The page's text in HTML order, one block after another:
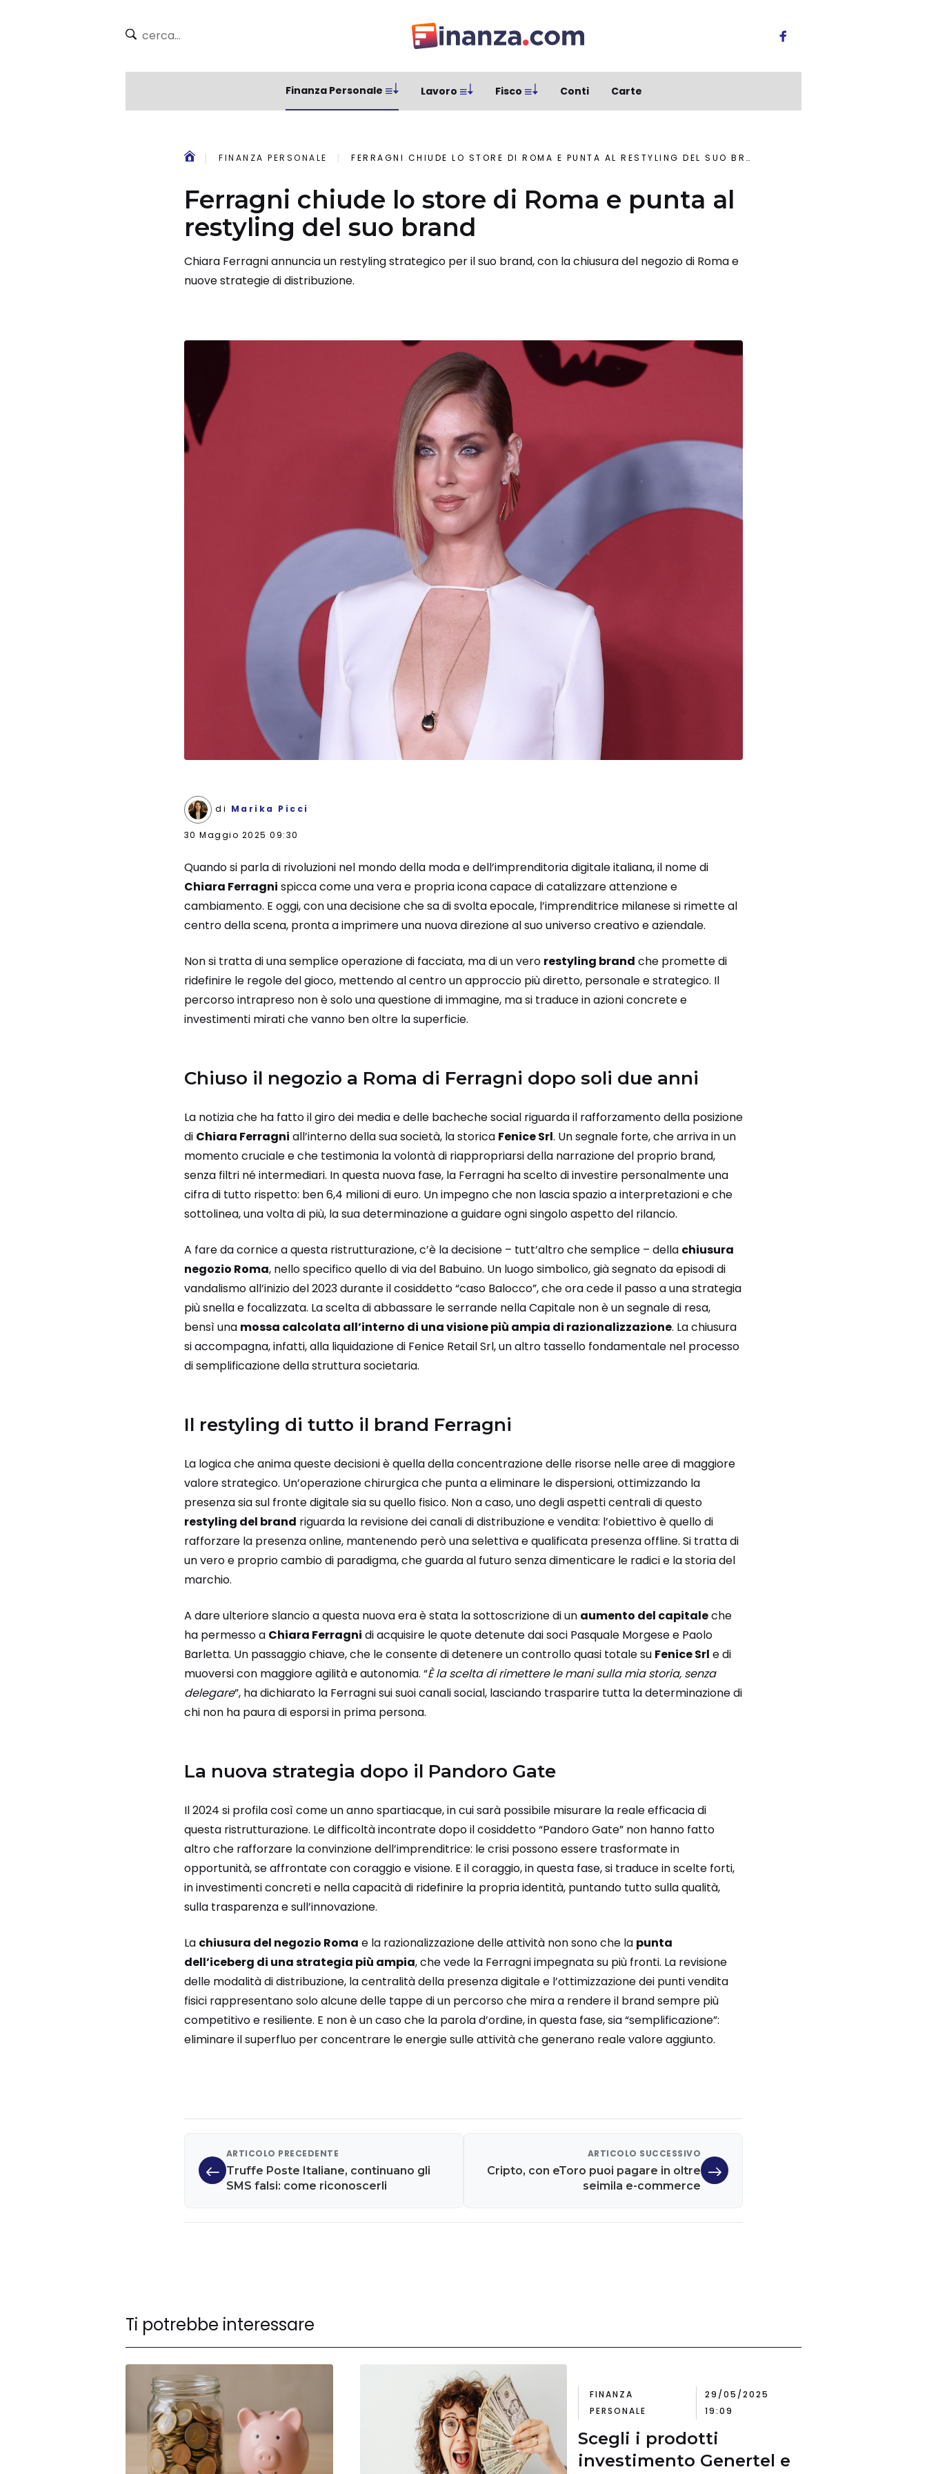
Finanza Personale Lavoro Fisco Conti Carte
FINANZA PERSONALE FERRAGNI CHIUDE LO STORE DI ROMA E PUNTA AL RESTYLING DEL SUO BRAND
Ferragni chiude lo store di Roma e punta al
restyling del suo brand
Chiara Ferragni annuncia un restyling strategico per il suo brand, con la chiusura del negozio di Roma e
nuove strategie di distribuzione.
di Marika Picci
30 Maggio 2025 09:30
Quando si parla di rivoluzioni nel mondo della moda e dell’imprenditoria digitale italiana, il nome di
Chiara Ferragni spicca come una vera e propria icona capace di catalizzare attenzione e
cambiamento. E oggi, con una decisione che sa di svolta epocale, l’imprenditrice milanese si rimette al
centro della scena, pronta a imprimere una nuova direzione al suo universo creativo e aziendale.
Non si tratta di una semplice operazione di facciata, ma di un vero restyling brand che promette di
ridefinire le regole del gioco, mettendo al centro un approccio più diretto, personale e strategico. Il
percorso intrapreso non è solo una questione di immagine, ma si traduce in azioni concrete e
investimenti mirati che vanno ben oltre la superficie.
Chiuso il negozio a Roma di Ferragni dopo soli due anni
La notizia che ha fatto il giro dei media e delle bacheche social riguarda il rafforzamento della posizione
di Chiara Ferragni all’interno della sua società, la storica Fenice Srl. Un segnale forte, che arriva in un
momento cruciale e che testimonia la volontà di riappropriarsi della narrazione del proprio brand,
senza filtri né intermediari. In questa nuova fase, la Ferragni ha scelto di investire personalmente una
cifra di tutto rispetto: ben 6,4 milioni di euro. Un impegno che non lascia spazio a interpretazioni e che
sottolinea, una volta di più, la sua determinazione a guidare ogni singolo aspetto del rilancio.
A fare da cornice a questa ristrutturazione, c’è la decisione – tutt’altro che semplice – della chiusura
negozio Roma, nello specifico quello di via del Babuino. Un luogo simbolico, già segnato da episodi di
vandalismo all’inizio del 2023 durante il cosiddetto “caso Balocco”, che ora cede il passo a una strategia
più snella e focalizzata. La scelta di abbassare le serrande nella Capitale non è un segnale di resa,
bensì una mossa calcolata all’interno di una visione più ampia di razionalizzazione. La chiusura
si accompagna, infatti, alla liquidazione di Fenice Retail Srl, un altro tassello fondamentale nel processo
di semplificazione della struttura societaria.
Il restyling di tutto il brand Ferragni
La logica che anima queste decisioni è quella della concentrazione delle risorse nelle aree di maggiore
valore strategico. Un’operazione chirurgica che punta a eliminare le dispersioni, ottimizzando la
presenza sia sul fronte digitale sia su quello fisico. Non a caso, uno degli aspetti centrali di questo
restyling del brand riguarda la revisione dei canali di distribuzione e vendita: l’obiettivo è quello di
rafforzare la presenza online, mantenendo però una selettiva e qualificata presenza offline. Si tratta di
un vero e proprio cambio di paradigma, che guarda al futuro senza dimenticare le radici e la storia del
marchio.
A dare ulteriore slancio a questa nuova era è stata la sottoscrizione di un aumento del capitaleche
ha permesso a Chiara Ferragni di acquisire le quote detenute dai soci Pasquale Morgese e Paolo
Barletta. Un passaggio chiave, che le consente di detenere un controllo quasi totale su Fenice Srl e di
muoversi con maggiore agilità e autonomia. “È la scelta di rimettere le mani sulla mia storia, senza
delegare”, ha dichiarato la Ferragni sui suoi canali social, lasciando trasparire tutta la determinazione di
chi non ha paura di esporsi in prima persona.
La nuova strategia dopo il Pandoro Gate
Il 2024 si profila così come un anno spartiacque, in cui sarà possibile misurare la reale efficacia di
questa ristrutturazione. Le difficoltà incontrate dopo il cosiddetto “Pandoro Gate” non hanno fatto
altro che rafforzare la convinzione dell’imprenditrice: le crisi possono essere trasformate in
opportunità, se affrontate con coraggio e visione. E il coraggio, in questa fase, si traduce in scelte forti,
in investimenti concreti e nella capacità di ridefinire la propria identità, puntando tutto sulla qualità,
sulla trasparenza e sull’innovazione.
La chiusura del negozio Roma e la razionalizzazione delle attività non sono che la punta
dell’iceberg di una strategia più ampia, che vede la Ferragni impegnata su più fronti. La revisione
delle modalità di distribuzione, la centralità della presenza digitale e l’ottimizzazione dei punti vendita
fisici rappresentano solo alcune delle tappe di un percorso che mira a rendere il brand sempre più
competitivo e resiliente. E non è un caso che la parola d’ordine, in questa fase, sia “semplificazione”:
eliminare il superfluo per concentrare le energie sulle attività che generano reale valore aggiunto.
ARTICOLO PRECEDENTE
Truffe Poste Italiane, continuano gli
SMS falsi: come riconoscerli
ARTICOLO SUCCESSIVO
Cripto, con eToro puoi pagare in oltre
seimila e-commerce
Ti potrebbe interessare
FINANZA
PERSONALE
29/05/2025
19:09
Scegli i prodotti
investimento Genertel e